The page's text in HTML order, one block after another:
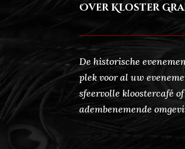
Over Kloster
De historische
plek voor al uw
sfeervolle kloostercafé
adembenemende